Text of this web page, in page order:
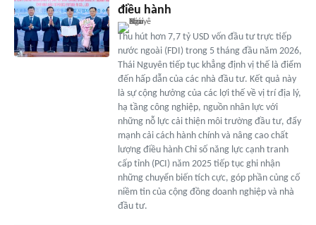
điều hành
Thu hút hơn 7,7 tỷ USD vốn đầu tư trực tiếp
nước ngoài (FDI) trong 5 tháng đầu năm 2026,
Thái Nguyên tiếp tục khẳng định vị thế là điểm
đến hấp dẫn của các nhà đầu tư. Kết quả này
là sự cộng hưởng của các lợi thế về vị trí địa lý,
hạ tầng công nghiệp, nguồn nhân lực với
những nỗ lực cải thiện môi trường đầu tư, đẩy
mạnh cải cách hành chính và nâng cao chất
lượng điều hành Chỉ số năng lực cạnh tranh
cấp tỉnh (PCI) năm 2025 tiếp tục ghi nhận
những chuyển biến tích cực, góp phần củng cố
niềm tin của cộng đồng doanh nghiệp và nhà
đầu tư.